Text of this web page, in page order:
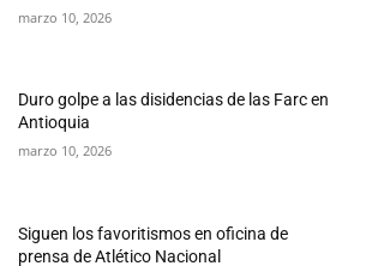
marzo 10, 2026
Duro golpe a las disidencias de las Farc en
Antioquia
marzo 10, 2026
Siguen los favoritismos en oficina de
prensa de Atlético Nacional